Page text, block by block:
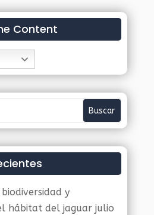
Content
y
hábitat del jaguar julio